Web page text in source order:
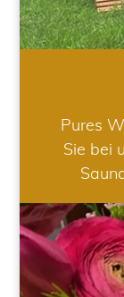
Pures
Sie bei